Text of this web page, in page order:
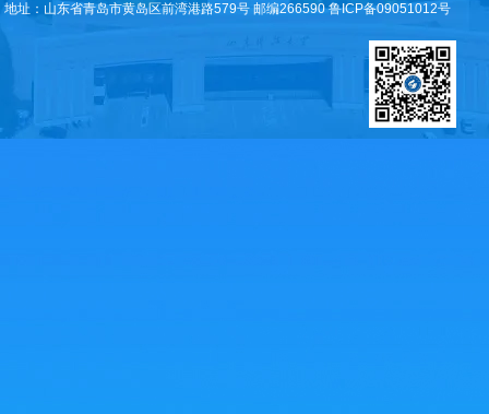
地址：山东省青岛市黄岛区前湾港路579号 邮编266590 鲁ICP备09051012号